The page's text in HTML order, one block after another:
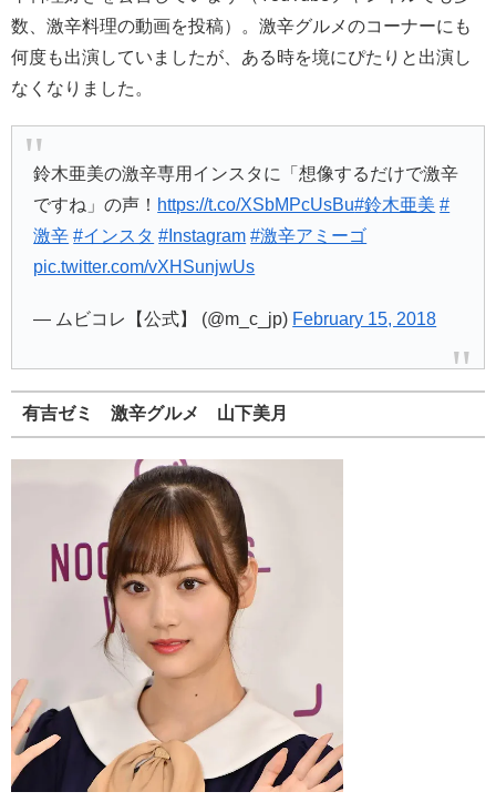
数、激辛料理の動画を投稿）。激辛グルメのコーナーにも
何度も出演していましたが、ある時を境にぴたりと出演し
なくなりました。
鈴木亜美の激辛専用インスタに「想像するだけで激辛
ですね」の声！ https://t.co/XSbMPcUsBu#鈴木亜美 #
激辛 #インスタ #Instagram #激辛アミーゴ
pic.twitter.com/vXHSunjwUs
— ムビコレ【公式】 (@m_c_jp) February 15, 2018
有吉ゼミ 激辛グルメ 山下美月